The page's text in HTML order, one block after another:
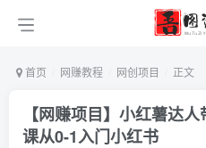
首页 网赚教程 网创项目 正文
【网赚项目】小红薯达
课从0-1入门小红书